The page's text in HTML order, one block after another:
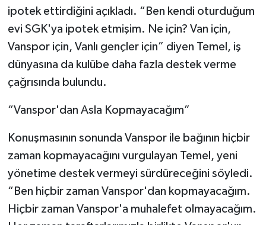
ipotek ettirdiğini açıkladı. “Ben kendi oturduğum
evi SGK'ya ipotek etmişim. Ne için? Van için,
Vanspor için, Vanlı gençler için” diyen Temel, iş
dünyasına da kulübe daha fazla destek verme
çağrısında bulundu.
“Vanspor'dan Asla Kopmayacağım”
Konuşmasının sonunda Vanspor ile bağının hiçbir
zaman kopmayacağını vurgulayan Temel, yeni
yönetime destek vermeyi sürdüreceğini söyledi.
“Ben hiçbir zaman Vanspor'dan kopmayacağım.
Hiçbir zaman Vanspor'a muhalefet olmayacağım.